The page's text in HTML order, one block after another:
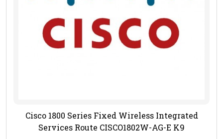
Cisco 1800 Series Fixed Wireless Integrated
Services Route CISCO1802W-AG-E K9